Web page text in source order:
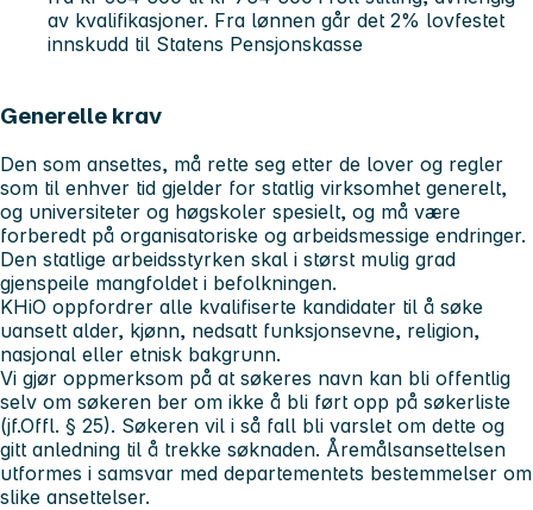
av kvalifikasjoner. Fra lønnen går det 2% lovfestet
innskudd til Statens Pensjonskasse
Generelle krav
Den som ansettes, må rette seg etter de lover og regler
som til enhver tid gjelder for statlig virksomhet generelt,
og universiteter og høgskoler spesielt, og må være
forberedt på organisatoriske og arbeidsmessige endringer.
Den statlige arbeidsstyrken skal i størst mulig grad
gjenspeile mangfoldet i befolkningen.
KHiO oppfordrer alle kvalifiserte kandidater til å søke
uansett alder, kjønn, nedsatt funksjonsevne, religion,
nasjonal eller etnisk bakgrunn.
Vi gjør oppmerksom på at søkeres navn kan bli offentlig
selv om søkeren ber om ikke å bli ført opp på søkerliste
(jf.Offl. § 25). Søkeren vil i så fall bli varslet om dette og
gitt anledning til å trekke søknaden. Åremålsansettelsen
utformes i samsvar med departementets bestemmelser om
slike ansettelser.